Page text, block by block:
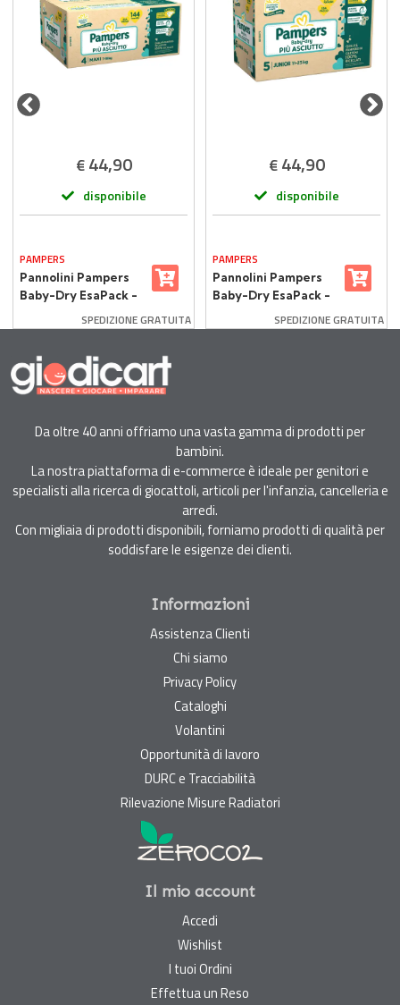
€ 44,90
disponibile
PAMPERS
Pannolini Pampers
Baby-Dry EsaPack -
144 Pezzi
SPEDIZIONE GRATUITA
€ 44,90
disponibile
PAMPERS
Pannolini Pampers
Baby-Dry EsaPack -
132 Pezzi
SPEDIZIONE GRATUITA
Da oltre 40 anni offriamo una vasta gamma di prodotti per
bambini.
La nostra piattaforma di e-commerce è ideale per genitori e
specialisti alla ricerca di giocattoli, articoli per l'infanzia, cancelleria e
arredi.
Con migliaia di prodotti disponibili, forniamo prodotti di qualità per
soddisfare le esigenze dei clienti.
Informazioni
Assistenza Clienti
Chi siamo
Privacy Policy
Cataloghi
Volantini
Opportunità di lavoro
DURC e Tracciabilità
Rilevazione Misure Radiatori
Il mio account
Accedi
Wishlist
I tuoi Ordini
Effettua un Reso